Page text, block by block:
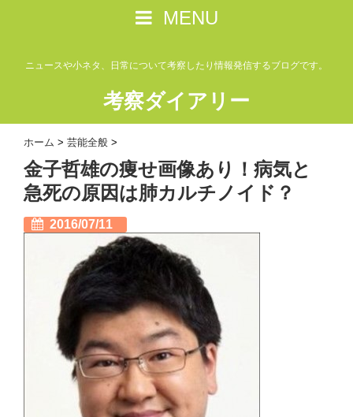
MENU
ニュースや小ネタ、日常について考察したり情報発信するブログです。
考察ダイアリー
ホーム > 芸能全般 >
金子哲雄の痩せ画像あり！病気と
急死の原因は肺カルチノイド？
2016/07/11